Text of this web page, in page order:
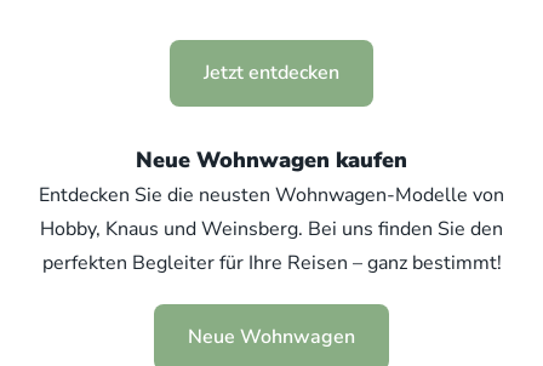
Jetzt entdecken
Neue Wohnwagen kaufen
Entdecken Sie die neusten Wohnwagen-Modelle von
Hobby, Knaus und Weinsberg. Bei uns finden Sie den
perfekten Begleiter für Ihre Reisen – ganz bestimmt!
Neue Wohnwagen